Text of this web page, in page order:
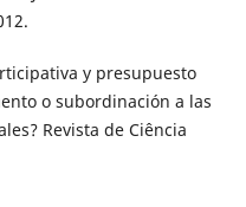
y presupuesto
o subordinación a las
Revista de Ciência